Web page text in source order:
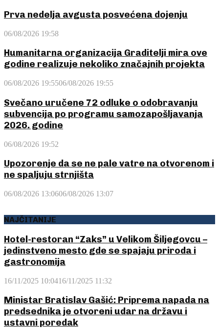
Prva nedelja avgusta posvećena dojenju
06/08/2026 19:58
Humanitarna organizacija Graditelji mira ove
godine realizuje nekoliko značajnih projekta
06/08/2026 19:5506/08/2026 19:55
Svečano uručene 72 odluke o odobravanju
subvencija po programu samozapošljavanja
2026. godine
06/08/2026 19:52
Upozorenje da se ne pale vatre na otvorenom i
ne spaljuju strnjišta
06/08/2026 13:0606/08/2026 13:07
NAJČITANIJE
Hotel-restoran “Zaks” u Velikom Šiljegovcu –
jedinstveno mesto gde se spajaju priroda i
gastronomija
16/11/2025 10:0416/11/2025 11:32
Ministar Bratislav Gašić: Priprema napada na
predsednika je otvoreni udar na državu i
ustavni poredak